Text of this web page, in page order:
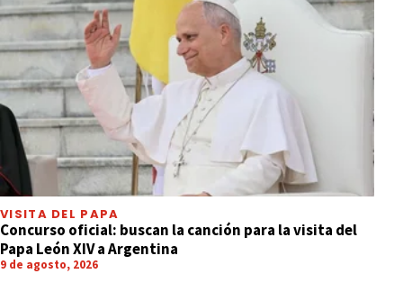
VISITA DEL PAPA
Concurso oficial: buscan la canción para la visita del
Papa León XIV a Argentina
9 de agosto, 2026